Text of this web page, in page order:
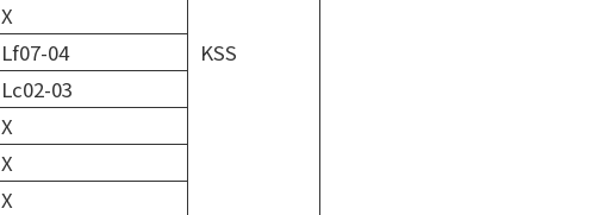
KSS
X
Lf07-04
Lc02-03
X
X
X